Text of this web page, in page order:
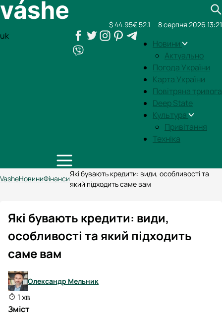
uk
Новини
Актуально
Погода України
Карта України
Повітряна тривога
Deep State
Культура
Привітання
Техніка
$ 44.95€ 52.1 8 серпня 2026 13:21
VasheНовиниФінанси
Які бувають кредити: види, особливості та
який підходить саме вам
Які бувають кредити: види,
особливості та який підходить
саме вам
Олександр Мельник
1 хв
Зміст